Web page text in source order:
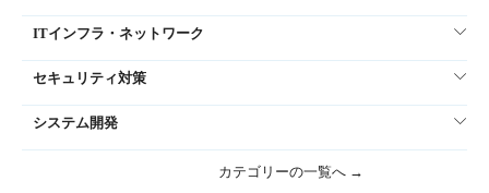
ITインフラ・ネットワーク
セキュリティ対策
システム開発
カテゴリーの一覧へ →